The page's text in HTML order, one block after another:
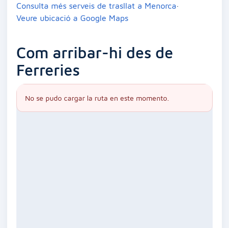
Consulta més serveis de trasllat a Menorca·
Veure ubicació a Google Maps
Com arribar-hi des de
Ferreries
No se pudo cargar la ruta en este momento.